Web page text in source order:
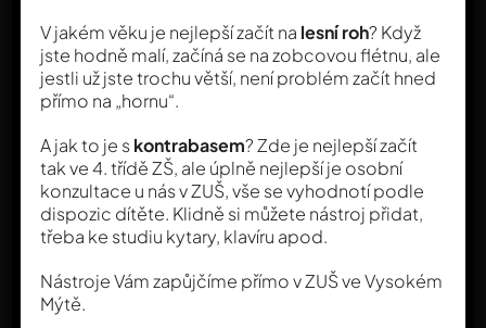
Sledujte nás na sociálních
sítích
V jakém věku je nejlepší začít na lesní roh? Když
jste hodně malí, začíná se na zobcovou flétnu, ale
jestli už jste trochu větší, není problém začít hned
přímo na „hornu“.
A jak to je s kontrabasem? Zde je nejlepší začít
tak ve 4. třídě ZŠ, ale úplně nejlepší je osobní
konzultace u nás v ZUŠ, vše se vyhodnotí podle
dispozic dítěte. Klidně si můžete nástroj přidat,
třeba ke studiu kytary, klavíru apod.
Nástroje Vám zapůjčíme přímo v ZUŠ ve Vysokém
Mýtě.